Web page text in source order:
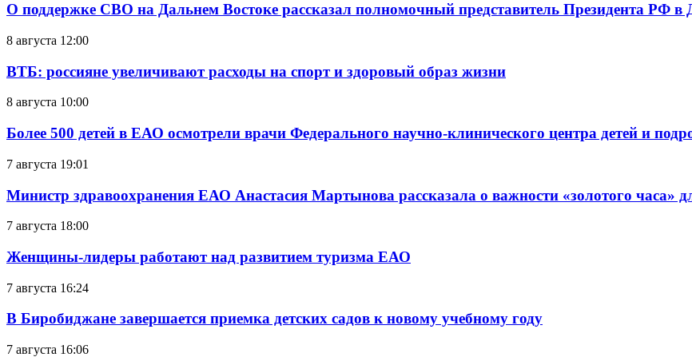
О поддержке СВО на Дальнем Востоке рассказал полномочный представитель Президента РФ
8 августа 12:00
ВТБ: россияне увеличивают расходы на спорт и здоровый образ жизни
8 августа 10:00
Более 500 детей в ЕАО осмотрели врачи Федерального научно-клинического центра детей и
7 августа 19:01
Министр здравоохранения ЕАО Анастасия Мартынова рассказала о важности «золотого часа»
7 августа 18:00
Женщины-лидеры работают над развитием туризма ЕАО
7 августа 16:24
В Биробиджане завершается приемка детских садов к новому учебному году
7 августа 16:06